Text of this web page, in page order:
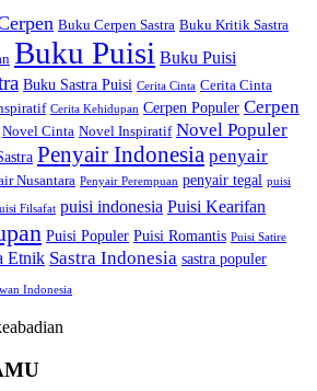
Buku Cerpen Sastra Buku Kritik Sastra
Buku Puisi Buku Puisi
Buku Sastra Puisi Cerita Cinta Cerita Cinta
Cerita Kehidupan Cerpen Populer Cerpen
Novel Cinta Novel Inspiratif Novel Populer
Penyair Indonesia penyair
Nusantara Penyair Perempuan penyair tegal puisi
Filsafat puisi indonesia Puisi Kearifan
Puisi Populer Puisi Romantis Puisi Satire
Etnik Sastra Indonesia sastra populer
Indonesia